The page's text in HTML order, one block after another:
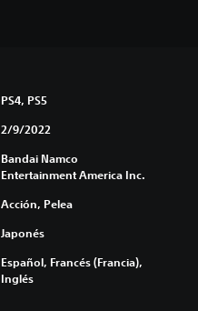
PS4, PS5
2/9/2022
Bandai Namco
Entertainment America Inc.
Acción, Pelea
Japonés
Español, Francés (Francia),
Inglés